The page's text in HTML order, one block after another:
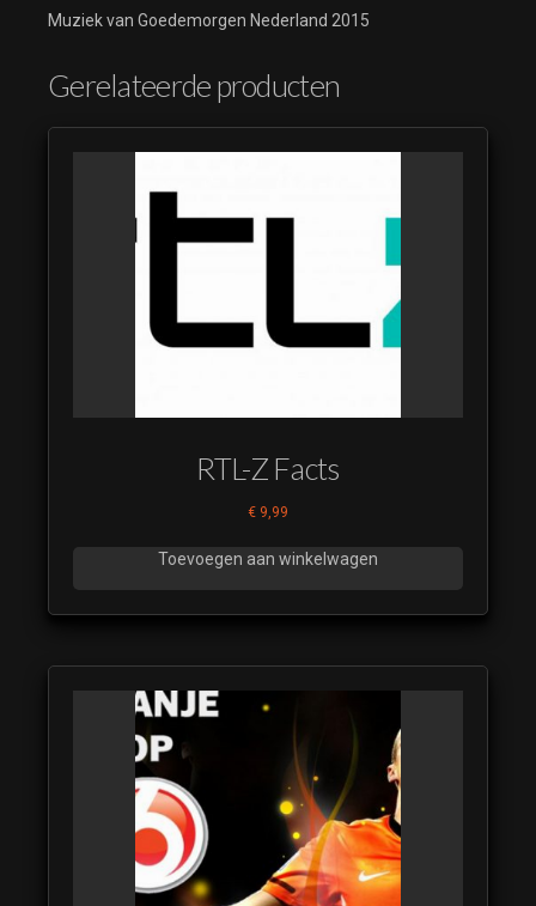
Nederland
Underscore V01
(luistervoorbeeld)
Goedemorgen
(luistervoorbeeld)
Goedemorgen
Goedemorgen
(luistervoorbeeld)
Nederland
Underscore
Goedemorgen
rondloper na
leader V01A
Muziek van Goedemorgen Nederland 2015
Gerelateerde producten
RTL-Z Facts
€ 9,99
Toevoegen aan winkelwagen